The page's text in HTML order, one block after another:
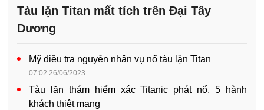
Tàu lặn Titan mất tích trên Đại Tây
Dương
Mỹ điều tra nguyên nhân vụ nổ tàu lặn Titan
07:02 26/06/2023
Tàu lặn thám hiểm xác Titanic phát nổ, 5 hành
khách thiệt mạng